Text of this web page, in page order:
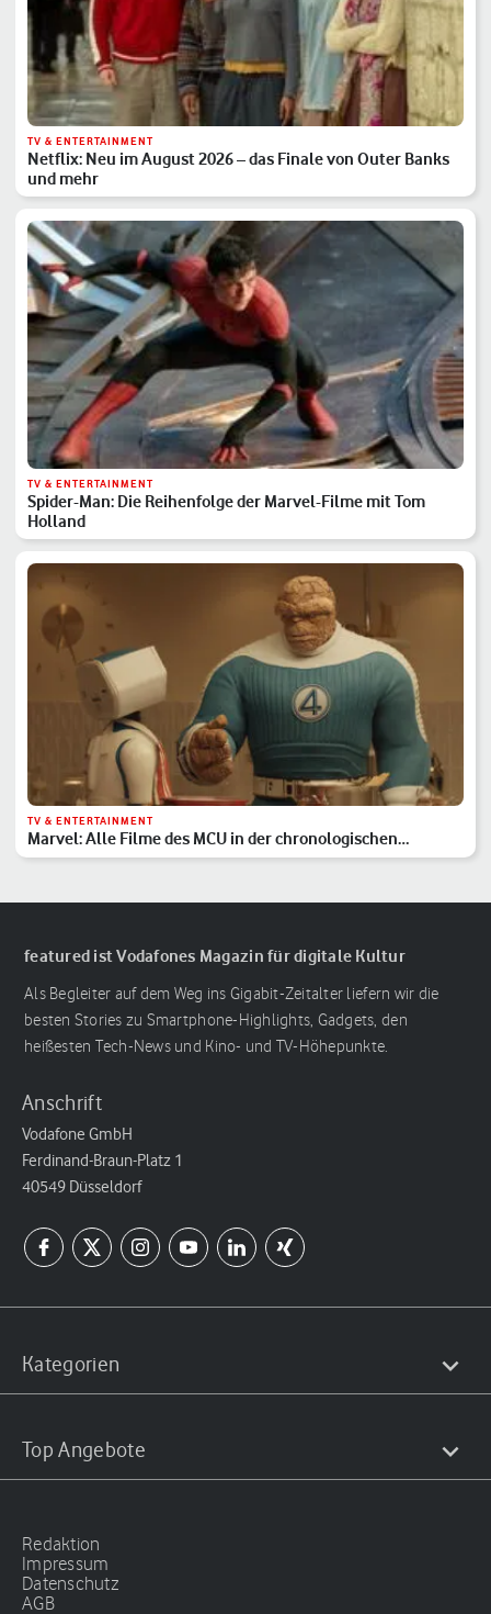
TV & ENTERTAINMENT
Netflix: Neu im August 2026 – das Finale von Outer Banks
und mehr
TV & ENTERTAINMENT
Spider-Man: Die Reihenfolge der Marvel-Filme mit Tom
Holland
TV & ENTERTAINMENT
Marvel: Alle Filme des MCU in der chronologischen
Reihenfolge
featured ist Vodafones Magazin für digitale Kultur
Als Begleiter auf dem Weg ins Gigabit-Zeitalter liefern wir die
besten Stories zu Smartphone-Highlights, Gadgets, den
heißesten Tech-News und Kino- und TV-Höhepunkte.
Anschrift
Vodafone GmbH
Ferdinand-Braun-Platz 1
40549 Düsseldorf
Kategorien
Top Angebote
Redaktion
Impressum
Datenschutz
AGB